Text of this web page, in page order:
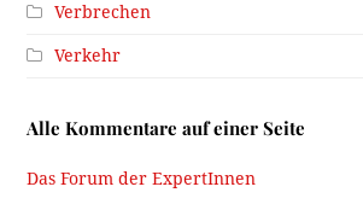
Verbrechen
Verkehr
Alle Kommentare auf einer Seite
Das Forum der ExpertInnen